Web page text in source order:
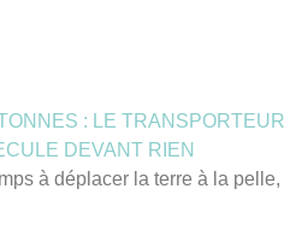
: LE TRANSPORTEUR
DEVANT RIEN
à déplacer la terre à la pelle,